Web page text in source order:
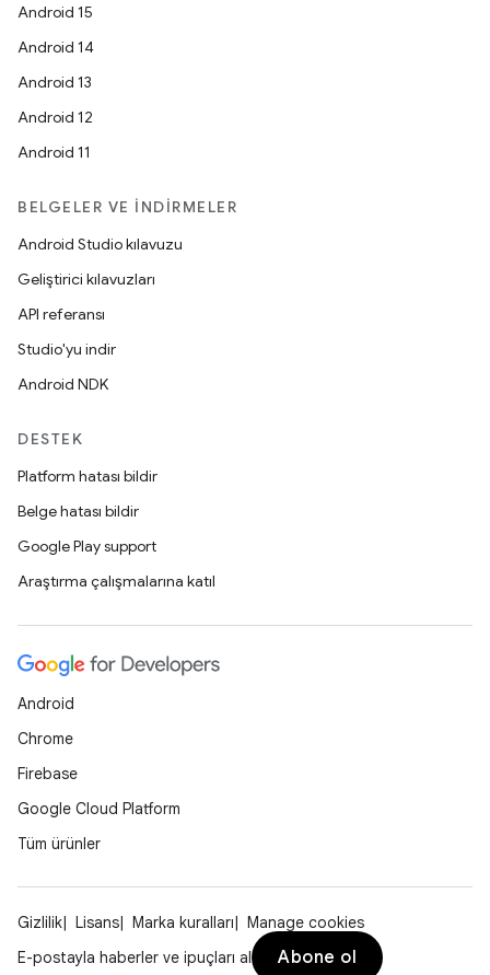
Android 15
Android 14
Android 13
Android 12
Android 11
BELGELER VE İNDIRMELER
Android Studio kılavuzu
Geliştirici kılavuzları
API referansı
Studio'yu indir
Android NDK
DESTEK
Platform hatası bildir
Belge hatası bildir
Google Play support
Araştırma çalışmalarına katıl
Android
Chrome
Firebase
Google Cloud Platform
Tüm ürünler
Gizlilik Lisans Marka kuralları
Manage cookies
E-postayla haberler ve ipuçları al
Abone ol